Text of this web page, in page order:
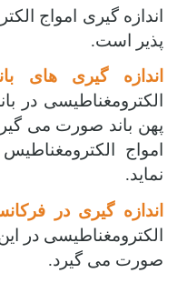
اندازه گیری امواج
پذیر است.
اندازه گیری های
الکترومغناطیسی در
پهن باند صورت می
امواج
نماید.
اندازه گیری در
الکترومغناطیسی در
صورت می گیرد.